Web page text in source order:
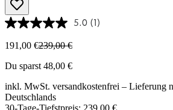
5.0 (1)
191,00 €239,00 €
Du sparst 48,00 €
inkl. MwSt. versandkostenfrei – Lieferung
Deutschlands
30-Tage-Tiefstpreis: 239,00 €